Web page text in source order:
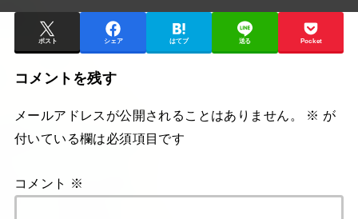
ポスト シェア はてブ 送る Pocket
コメントを残す
メールアドレスが公開されることはありません。 ※ が
付いている欄は必須項目です
コメント ※